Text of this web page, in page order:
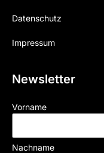
Datenschutz
Impressum
Newsletter
Vorname
Nachname